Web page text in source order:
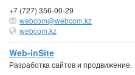
+7 (727) 356-00-29
webcom@webcom.kz
webcom.kz
Web-inSite
Разработка сайтов и продвижение.